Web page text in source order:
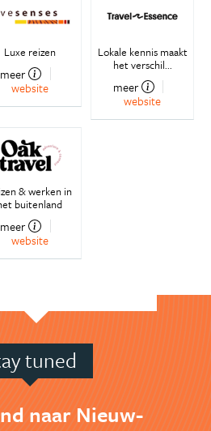
Luxe reizen
meer
website
Lokale kennis maakt
het verschil...
meer
website
& werken in
buitenland
meer
website
tuned
naar Nieuw-